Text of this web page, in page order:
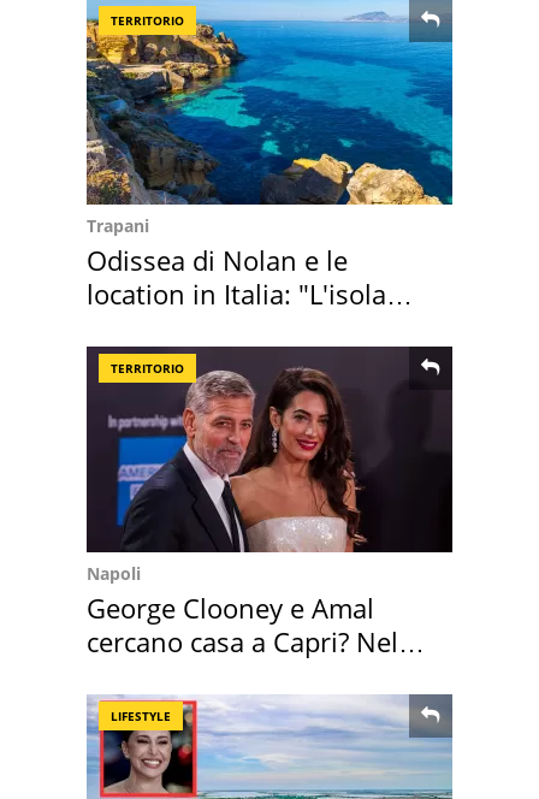
TERRITORIO
Trapani
Odissea di Nolan e le
location in Italia: "L'isola
TERRITORIO
Napoli
George Clooney e Amal
cercano casa a Capri? Nel
LIFESTYLE